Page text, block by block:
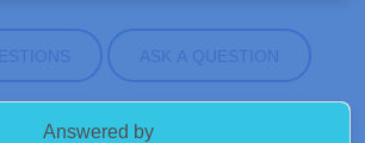
ASK A QUESTION
Answered by